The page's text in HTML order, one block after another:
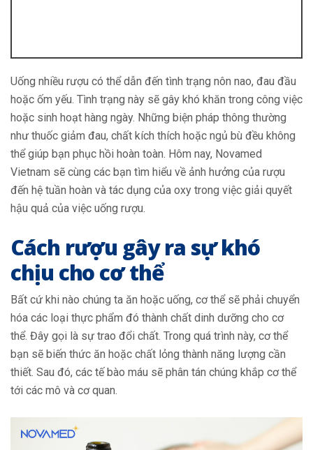
Uống nhiều rượu có thể dẫn đến tình trạng nôn nao, đau đầu
hoặc ốm yếu. Tình trạng này sẽ gây khó khăn trong công việc
hoặc sinh hoạt hàng ngày. Những biện pháp thông thường
như thuốc giảm đau, chất kích thích hoặc ngủ bù đều không
thể giúp bạn phục hồi hoàn toàn. Hôm nay, Novamed
Vietnam sẽ cùng các bạn tìm hiểu về ảnh hưởng của rượu
đến hệ tuần hoàn và tác dụng của oxy trong việc giải quyết
hậu quả của việc uống rượu.
Cách rượu gây ra sự khó
chịu cho cơ thể
Bất cứ khi nào chúng ta ăn hoặc uống, cơ thể sẽ phải chuyển
hóa các loại thực phẩm đó thành chất dinh dưỡng cho cơ
thể. Đây gọi là sự trao đổi chất. Trong quá trình này, cơ thể
bạn sẽ biến thức ăn hoặc chất lỏng thành năng lượng cần
thiết. Sau đó, các tế bào máu sẽ phân tán chúng khắp cơ thể
tới các mô và cơ quan.